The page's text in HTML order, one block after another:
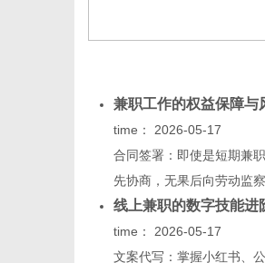
兼职工作的权益保障与
time：
2026-05-17
合同签署：即使是短期兼
先协商，无果后向劳动监
线上兼职的数字技能进
time：
2026-05-17
文案代写：掌握小红书、